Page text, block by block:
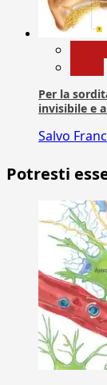
Per la
invisibile e
Salvo
Potresti